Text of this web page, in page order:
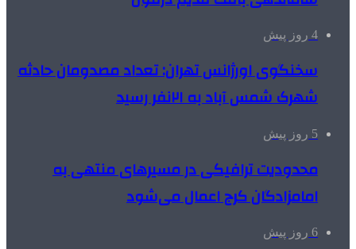
4 روز پیش
سخنگوی اورژانس تهران: تعداد مصدومان حادثه
شهرک شمس آباد به ۲۱نفر رسید
5 روز پیش
محدودیت ترافیکی در مسیرهای منتهی به
امامزادگان کرج اعمال می‌شود
6 روز پیش